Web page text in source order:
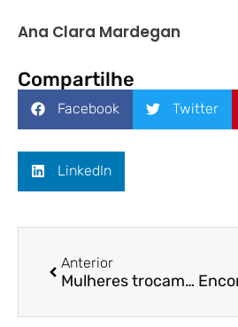
Ana Clara Mardegan
Compartilhe
Facebook Twitter
LinkedIn
Anterior
Mulheres trocam a carreira por um sonho / A Tribuna / Prof. Dr. Bruno Felix